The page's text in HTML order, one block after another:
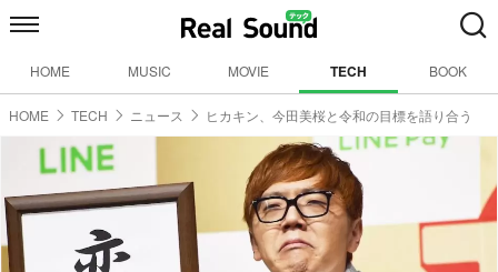
HOME MUSIC MOVIE TECH BOOK
HOME TECH ニュース ヒカキン、今田美桜と令和の目標を語り合う